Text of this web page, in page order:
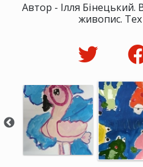
Автор - Ілля Бінецький.
живопис.